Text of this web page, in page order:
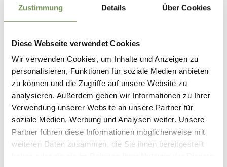
Zustimmung Details Über Cookies
Diese Webseite verwendet Cookies
Wir verwenden Cookies, um Inhalte und Anzeigen zu
personalisieren, Funktionen für soziale Medien anbieten
zu können und die Zugriffe auf unsere Website zu
analysieren. Außerdem geben wir Informationen zu Ihrer
Verwendung unserer Website an unsere Partner für
soziale Medien, Werbung und Analysen weiter. Unsere
Partner führen diese Informationen möglicherweise mit
weiteren Daten zusammen, die Sie ihnen bereitgestellt
08:30 - 12:15
13:15 - 18:00
Tardo autunno: 26 ottobre - 7 novembre
lun mer sab
08:30 - 12:15
13:15 - 17:30